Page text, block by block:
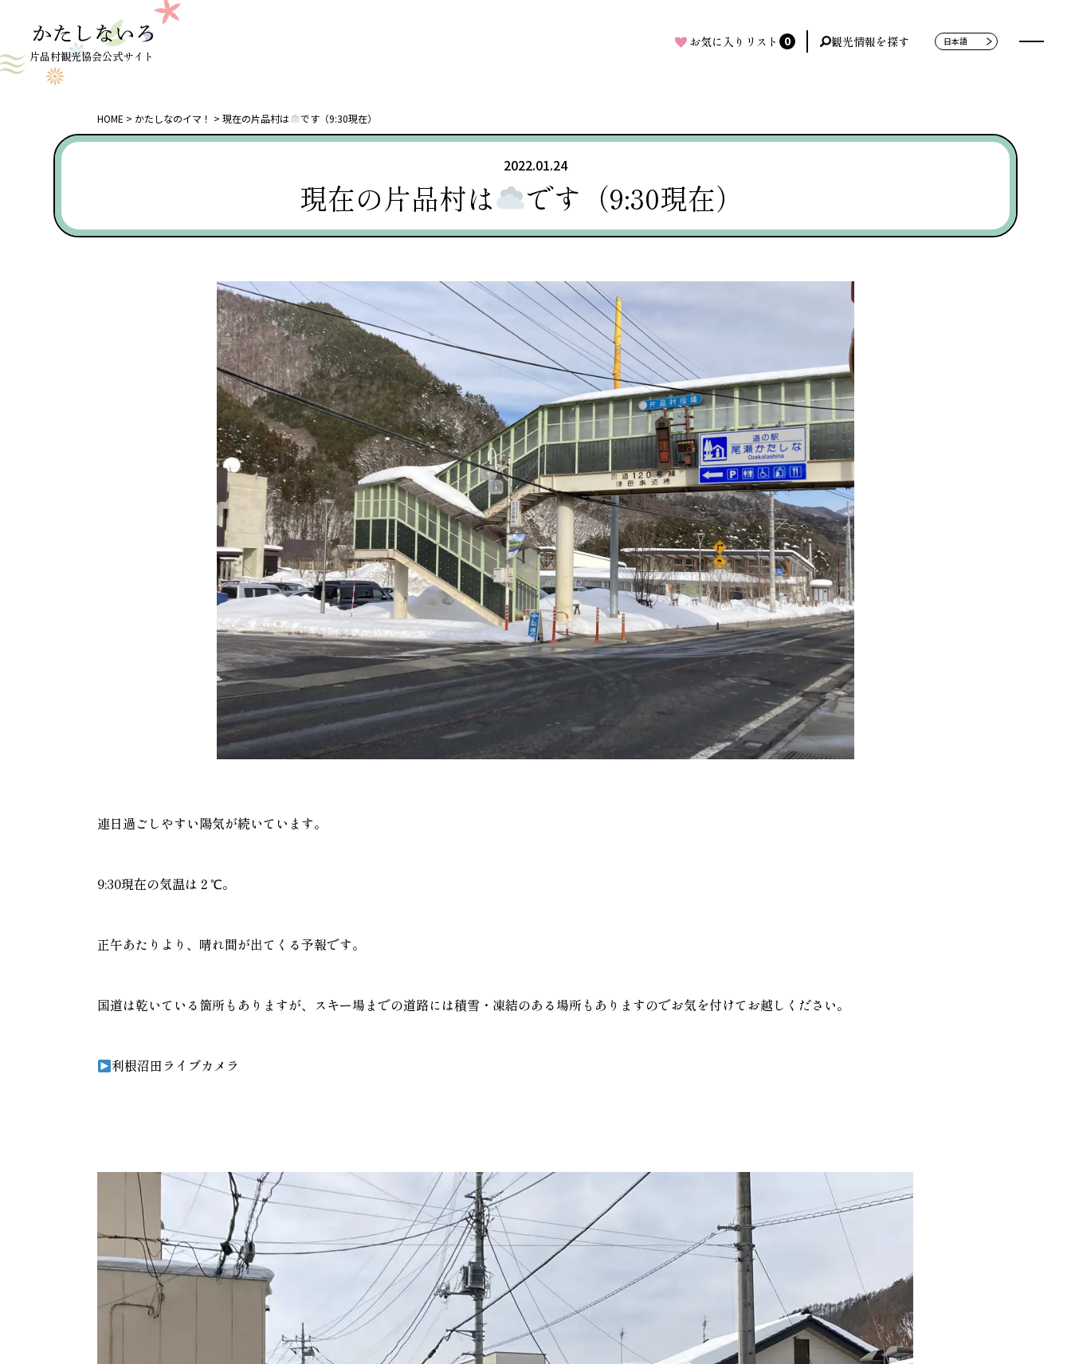
片品村観光協会公式サイト
お気に入りリスト 0 観光情報を探す
HOME かたしなのイマ！ 現在の片品村は です（9:30現在）
2022.01.24
現在の片品村は です（9:30現在）
連日過ごしやすい陽気が続いています。
9:30現在の気温は２℃。
正午あたりより、晴れ間が出てくる予報です。
国道は乾いている箇所もありますが、スキー場までの道路には積雪・凍結のある場所もありますのでお気を付けてお越しください。
利根沼田ライブカメラ